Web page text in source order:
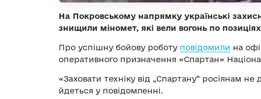
На Покровському напрямку українські
знищили міномет, які вели вогонь по
Про успішну бойову роботу повідомили на
оперативного призначення «Спартан»
«Заховати техніку від „Спартану“ росіянам
йдеться у повідомленні.